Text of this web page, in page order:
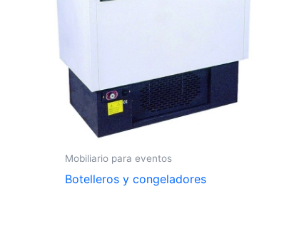
Mobiliario para eventos
Botelleros y congeladores